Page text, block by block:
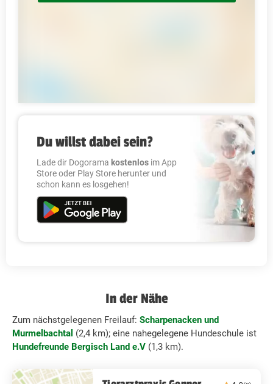
Du willst dabei sein?
Lade dir Dogorama kostenlos im App
Store oder Play Store herunter und
schon kann es losgehen!
In der Nähe
Zum nächstgelegenen Freilauf: Scharpenacken und
Murmelbachtal (2,4 km); eine nahegelegene Hundeschule ist
Hundefreunde Bergisch Land e.V (1,3 km).